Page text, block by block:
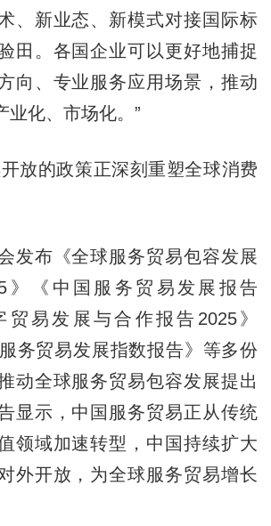
、新业态、新模式对接国际标
田。各国企业可以更好地捕捉
向、专业服务应用场景，推动
业化、市场化。”
的政策正深刻重塑全球消费
布《全球服务贸易包容发展
》《中国服务贸易发展报告
贸易发展与合作报告2025》
服务贸易发展指数报告》等多份
动全球服务贸易包容发展提出
显示，中国服务贸易正从传统
领域加速转型，中国持续扩大
外开放，为全球服务贸易增长